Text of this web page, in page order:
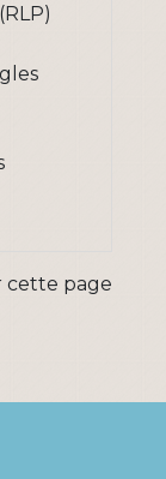
cette page